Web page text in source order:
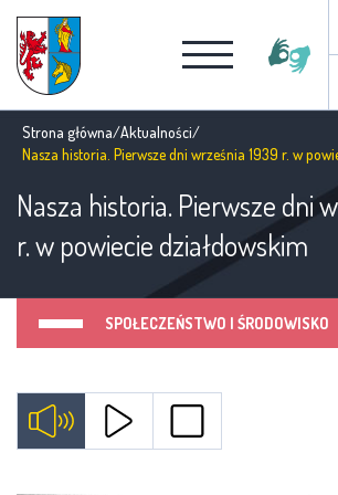
Strona główna/Aktualności/
Nasza historia. Pierwsze dni września 1939 r. w
Nasza historia. Pierwsze dni
r. w powiecie działdowskim
SPOŁECZEŃSTWO I ŚRODOWISKO